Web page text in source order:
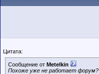
Цитата:
Сообщение от Metelkin
Похоже уже не работает форум?